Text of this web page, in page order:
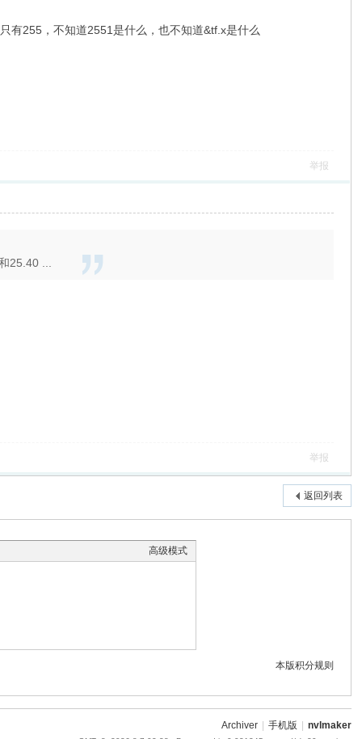
有255，不知道2551是什么，也不知道&tf.x是什么
举报
25.40 ...
举报
返回列表
高级模式
本版积分规则
Archiver 手机版 nvlmaker